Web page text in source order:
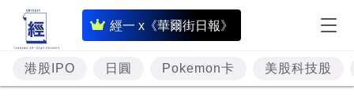
經一 x《華爾街日報》
即
時
財
經
港股IPO 日圓 Pokemon卡 美股科技股